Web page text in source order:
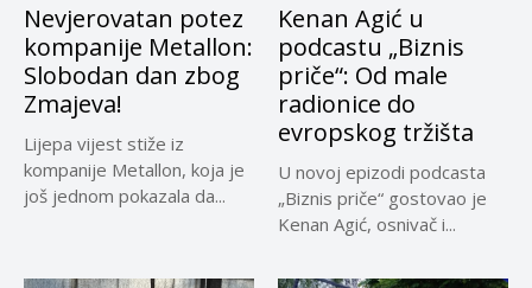
Nevjerovatan potez
kompanije Metallon:
Slobodan dan zbog
Zmajeva!
Lijepa vijest stiže iz
kompanije Metallon, koja je
još jednom pokazala da...
Kenan Agić u
podcastu „Biznis
priče“: Od male
radionice do
evropskog tržišta
U novoj epizodi podcasta
„Biznis priče“ gostovao je
Kenan Agić, osnivač i...